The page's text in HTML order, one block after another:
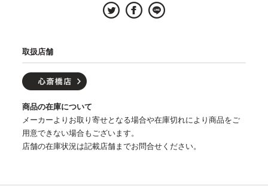
取扱店舗
商品の在庫について
メーカーよりお取り寄せとなる場合や在庫切れにより商品をご
用意できない場合もございます。
店舗の在庫状況は記載店舗までお問合せください。